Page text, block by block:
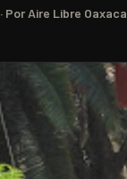
· Por Aire Libre Oaxaca